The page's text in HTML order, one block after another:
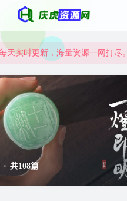
天实时更新，海量资源一网打尽。
+ 低成本创业 + 减少信息差 + 见识各种项目 +
天实时更新，海量资源一网打尽。
低成本创业 + 减少信息差 + 见识各种项目 +
共108篇